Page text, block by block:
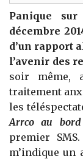
Panique
décembre
d’un rapport
l’avenir des
soir même,
traitement
les
Arrco au
premier SMS.
m’indique un